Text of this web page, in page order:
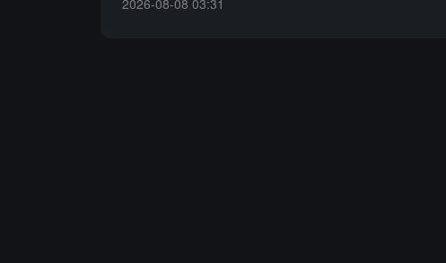
2026-08-08 03:31